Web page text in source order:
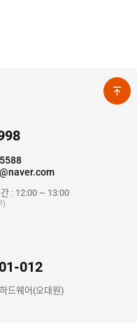
: 12:00 ~ 13:00
)
012
드웨어(오대원)